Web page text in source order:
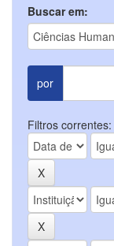
Buscar em:
por
Filtros correntes: